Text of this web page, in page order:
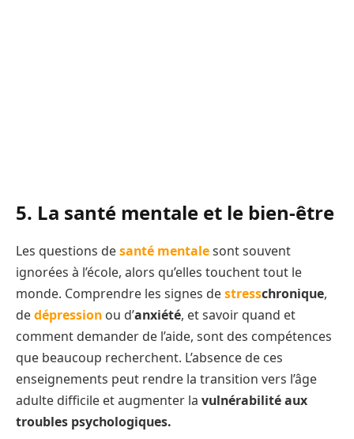
5. La santé mentale et le bien-être
Les questions desanté mentalesont souvent
ignorées à l’école, alors qu’elles touchent tout le
monde. Comprendre les signes destresschronique,
dedépression ou d’anxiété, et savoir quand et
comment demander de l’aide, sont des compétences
que beaucoup recherchent. L’absence de ces
enseignements peut rendre la transition vers l’âge
adulte difficile et augmenter la vulnérabilité aux
troubles psychologiques.